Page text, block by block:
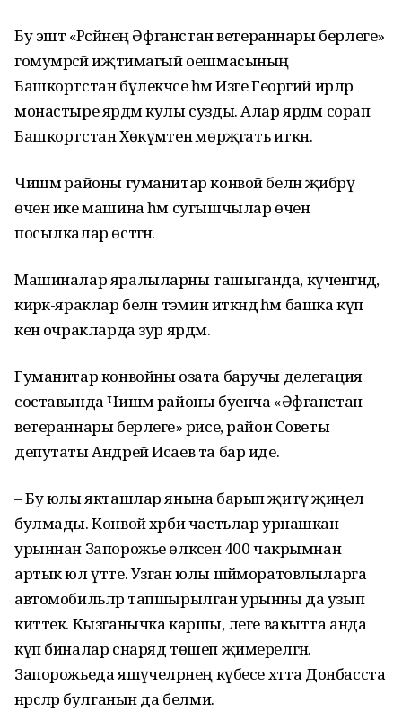
Бу эштә «Рәсәйнең Әфганстан ветераннары берлеге»
гомумрәсәй иҗтимагый оешмасының
Башкортстан бүлекчәсе һәм Изге Георгий ирләр
монастыре ярдәм кулы сузды. Алар ярдәм сорап
Башкортстан Хөкүмәтенә мөрәҗәгать иткән.
Чишмә районы гуманитар конвой белән җибәрү
өчен ике машина һәм сугышчылар өчен
посылкалар өстәгән.
Машиналар яралыларны ташыганда, күченгәндә,
кирәк-яраклар белән тәэмин иткәндә һәм башка күп
кенә очракларда зур ярдәм.
Гуманитар конвойны озата баручы делегация
составында Чишмә районы буенча «Әфганстан
ветераннары берлеге» рәисе, район Советы
депутаты Андрей Исаев та бар иде.
– Бу юлы якташлар янына барып җитү җиңел
булмады. Конвой хәрби частьлар урнашкан
урыннан Запорожье өлкәсенә 400 чакрымнан
артык юл үтте. Узган юлы шәйморатовлыларга
автомобильләр тапшырылган урынны да узып
киттек. Кызганычка каршы, әлеге вакытта анда
күп биналар снаряд төшеп җимерелгән.
Запорожьеда яшәүчеләрнең күбесе хәтта Донбасста
нәрсәләр булганын да белми.